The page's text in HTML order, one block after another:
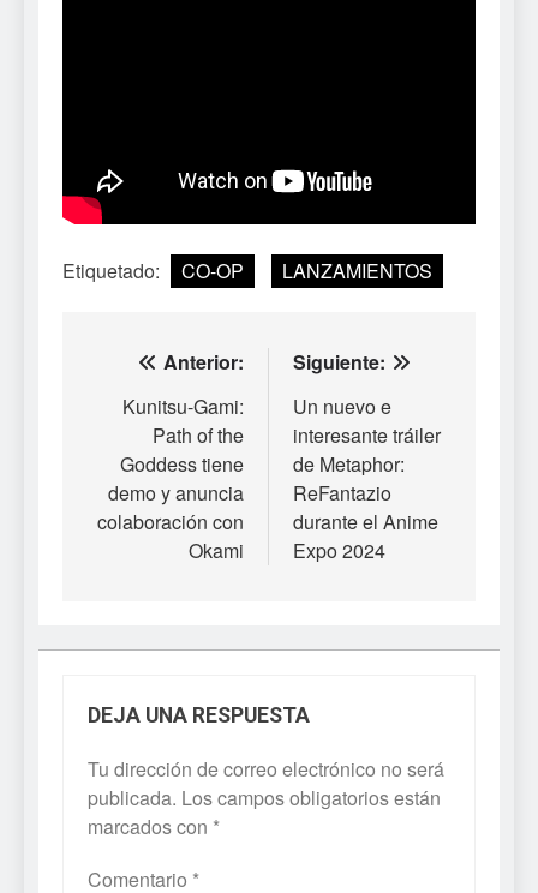
Etiquetado: CO-OP LANZAMIENTOS
Navegación
entradas
Anterior:
Kunitsu-Gami:
Path of the
Goddess tiene
demo y anuncia
colaboración con
Okami
Siguiente:
Un nuevo e
interesante tráiler
de Metaphor:
ReFantazio
durante el Anime
Expo 2024
DEJA UNA RESPUESTA
Tu dirección de correo electrónico no será
publicada. Los campos obligatorios están
marcados con *
Comentario *